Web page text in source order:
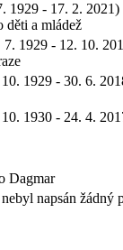
1929 - 17. 2. 2021)
děti a mládež
7. 1929 - 12. 10.
1929 - 30. 6.
1930 - 24. 4.
Dagmar
napsán žádný